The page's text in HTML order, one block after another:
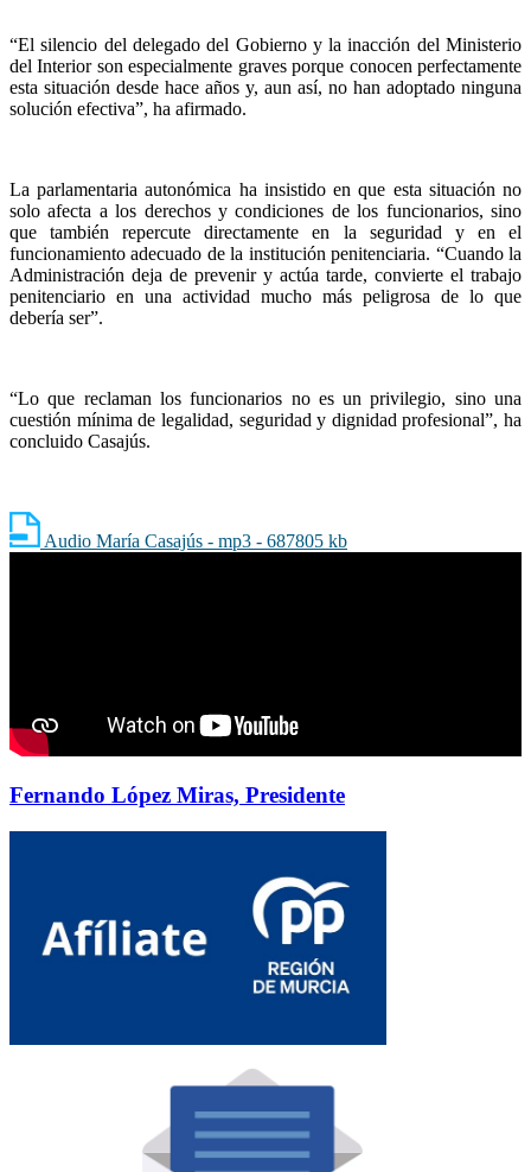
“El silencio del delegado del Gobierno y la inacción del Ministerio
del Interior son especialmente graves porque conocen perfectamente
esta situación desde hace años y, aun así, no han adoptado ninguna
solución efectiva”, ha afirmado.
La parlamentaria autonómica ha insistido en que esta situación no
solo afecta a los derechos y condiciones de los funcionarios, sino
que también repercute directamente en la seguridad y en el
funcionamiento adecuado de la institución penitenciaria. “Cuando la
Administración deja de prevenir y actúa tarde, convierte el trabajo
penitenciario en una actividad mucho más peligrosa de lo que
debería ser”.
“Lo que reclaman los funcionarios no es un privilegio, sino una
cuestión mínima de legalidad, seguridad y dignidad profesional”, ha
concluido Casajús.
Audio María Casajús - mp3 - 687805 kb
Fernando López Miras, Presidente